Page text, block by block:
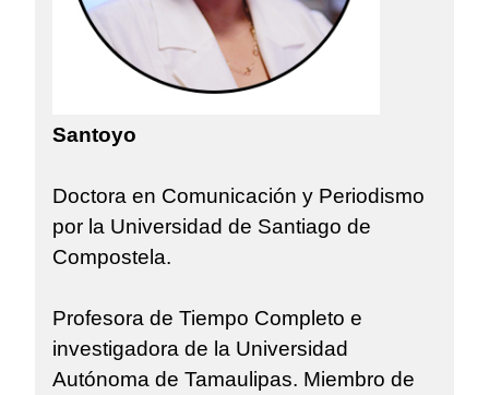
Santoyo
Doctora en Comunicación y Periodismo
por la Universidad de Santiago de
Compostela.
Profesora de Tiempo Completo e
investigadora de la Universidad
Autónoma de Tamaulipas. Miembro de